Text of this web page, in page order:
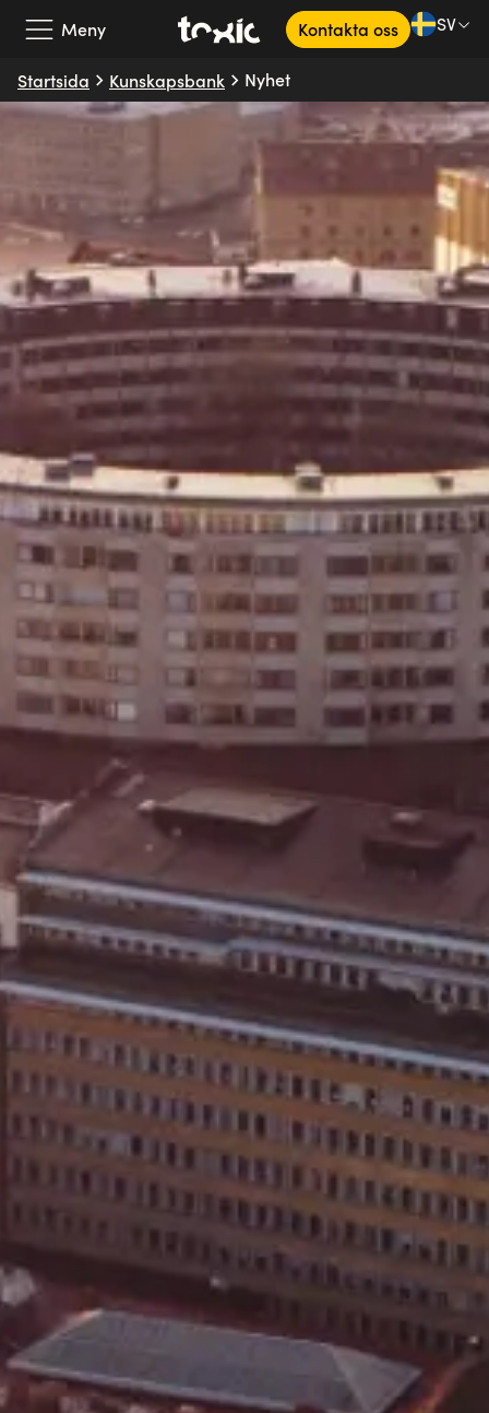
Vårt erbjudande
Kundcase
Om oss
Kunskapsbank
SV
Meny Kontakta oss SV
Startsida Kunskapsbank Nyhet